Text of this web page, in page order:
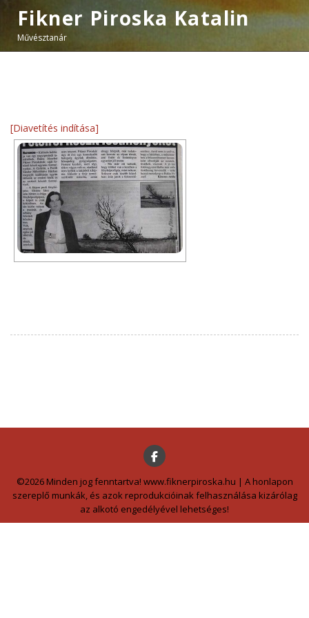
Fikner Piroska Katalin
Művésztanár
[Diavetítés indítása]
©2026 Minden jog fenntartva! www.fiknerpiroska.hu | A honlapon
szereplő munkák, és azok reprodukcióinak felhasználása kizárólag
az alkotó engedélyével lehetséges!